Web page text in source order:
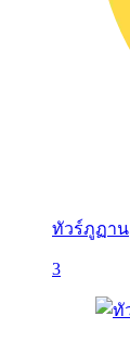
ทัวร์ภูฏาน
3